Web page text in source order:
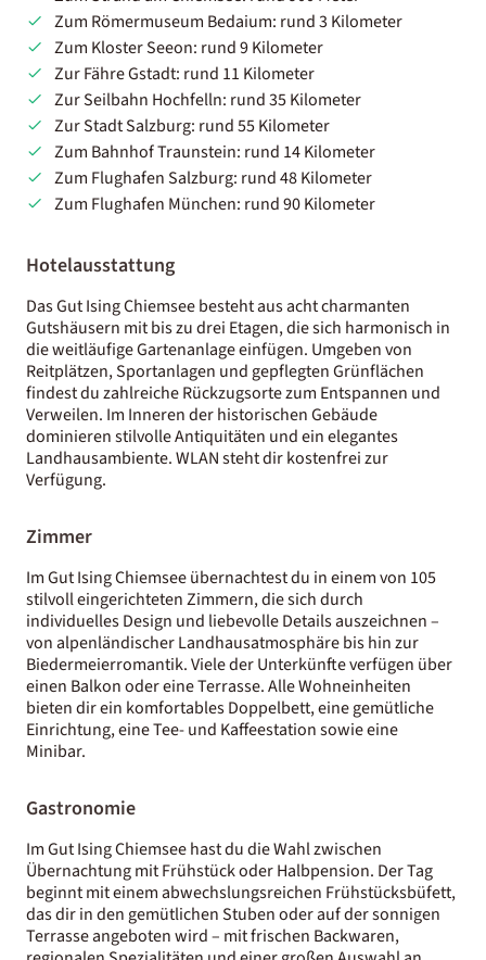
Zum Römermuseum Bedaium: rund 3 Kilometer
Zum Kloster Seeon: rund 9 Kilometer
Zur Fähre Gstadt: rund 11 Kilometer
Zur Seilbahn Hochfelln: rund 35 Kilometer
Zur Stadt Salzburg: rund 55 Kilometer
Zum Bahnhof Traunstein: rund 14 Kilometer
Zum Flughafen Salzburg: rund 48 Kilometer
Zum Flughafen München: rund 90 Kilometer
Hotelausstattung
Das Gut Ising Chiemsee besteht aus acht charmanten
Gutshäusern mit bis zu drei Etagen, die sich harmonisch in
die weitläufige Gartenanlage einfügen. Umgeben von
Reitplätzen, Sportanlagen und gepflegten Grünflächen
findest du zahlreiche Rückzugsorte zum Entspannen und
Verweilen. Im Inneren der historischen Gebäude
dominieren stilvolle Antiquitäten und ein elegantes
Landhausambiente. WLAN steht dir kostenfrei zur
Verfügung.
Zimmer
Im Gut Ising Chiemsee übernachtest du in einem von 105
stilvoll eingerichteten Zimmern, die sich durch
individuelles Design und liebevolle Details auszeichnen –
von alpenländischer Landhausatmosphäre bis hin zur
Biedermeierromantik. Viele der Unterkünfte verfügen über
einen Balkon oder eine Terrasse. Alle Wohneinheiten
bieten dir ein komfortables Doppelbett, eine gemütliche
Einrichtung, eine Tee- und Kaffeestation sowie eine
Minibar.
Gastronomie
Im Gut Ising Chiemsee hast du die Wahl zwischen
Übernachtung mit Frühstück oder Halbpension. Der Tag
beginnt mit einem abwechslungsreichen Frühstücksbüfett,
das dir in den gemütlichen Stuben oder auf der sonnigen
Terrasse angeboten wird – mit frischen Backwaren,